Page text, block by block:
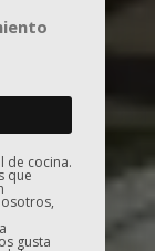
de cocina.
que
gusta